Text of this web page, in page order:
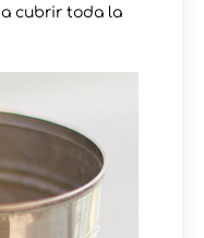
cubrir toda la